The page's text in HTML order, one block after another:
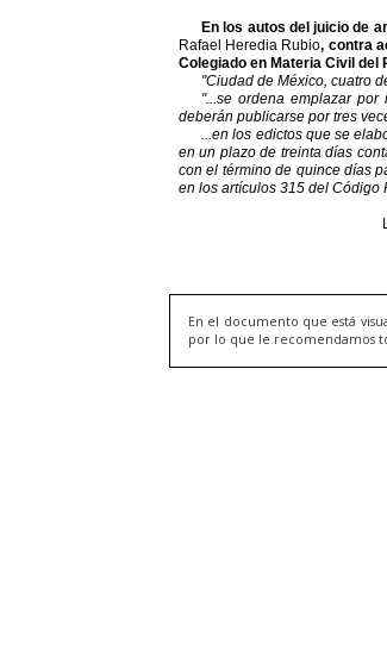
En el documento que está
por lo que le recomendamos